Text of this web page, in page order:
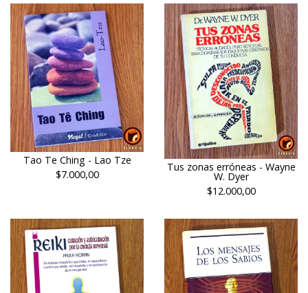
Tao Te Ching - Lao Tze
$7.000,00
Tus zonas erróneas - Wayne
W. Dyer
$12.000,00